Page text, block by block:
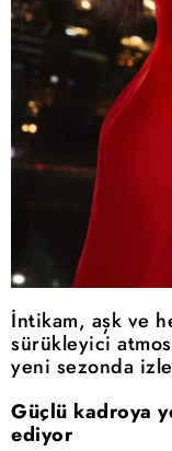
İntikam, aşk ve
sürükleyici
yeni sezonda
Güçlü kadroya
ediyor